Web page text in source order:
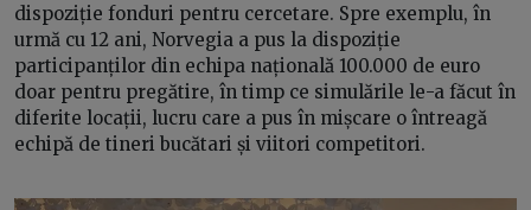
dispoziție fonduri pentru cercetare. Spre exemplu, în
urmă cu 12 ani, Norvegia a pus la dispoziție
participanților din echipa națională 100.000 de euro
doar pentru pregătire, în timp ce simulările le-a făcut în
diferite locații, lucru care a pus în mișcare o întreagă
echipă de tineri bucătari și viitori competitori.